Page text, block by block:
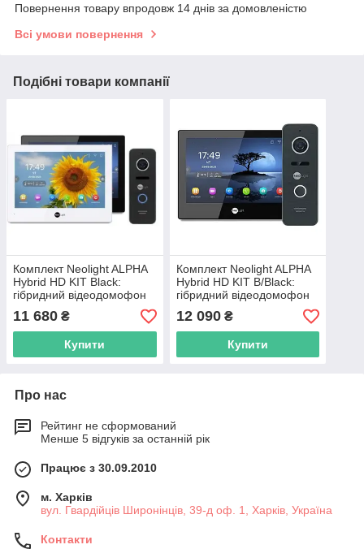
Повернення товару впродовж 14 днів за домовленістю
Всі умови повернення
Подібні товари компанії
Комплект Neolight ALPHA
Hybrid HD KIT Black:
гібридний відеодомофон
8" з Wi-Fi та 2 Мп
відеопанель
11 680 ₴
Купити
Комплект Neolight ALPHA
Hybrid HD KIT B/Black:
гібридний відеодомофон
8" з Wi-Fi та 2 Мп
відеопанель
12 090₴
Купити
Про нас
Рейтинг не сформований
Менше 5 відгуків за останній рік
Працює з 30.09.2010
м. Харків
вул. Гвардійців Широнінців, 39-д оф. 1, Харків, Україна
Контакти